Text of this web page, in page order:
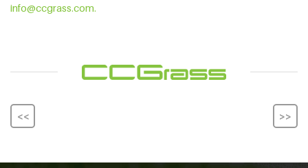
info@ccgrass.com.
<< >>